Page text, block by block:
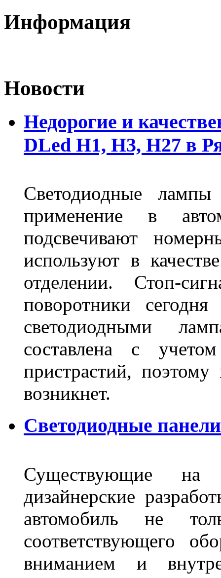
Информация
Новости
Недорогие и
DLed Н1, Н3, Н27 в
Светодиодные
применение в
подсвечивают
используют в
отделении. Стоп-
поворотники
светодиодными
составлена с
пристрастий,
возникнет.
Светодиодные
Существующие
дизайнерские
автомобиль не
соответствующего
вниманием и